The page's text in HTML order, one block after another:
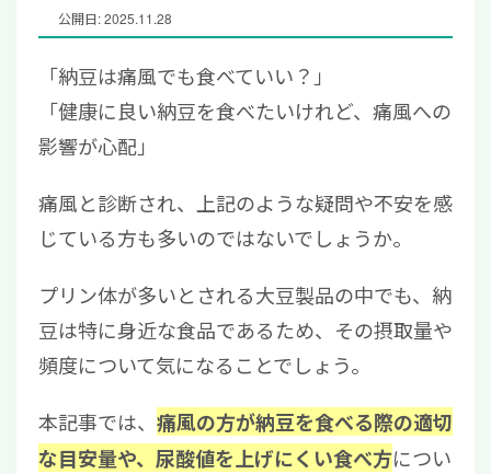
公開日: 2025.11.28
「納豆は痛風でも食べていい？」
「健康に良い納豆を食べたいけれど、痛風への
影響が心配」
痛風と診断され、上記のような疑問や不安を感
じている方も多いのではないでしょうか。
プリン体が多いとされる大豆製品の中でも、納
豆は特に身近な食品であるため、その摂取量や
頻度について気になることでしょう。
本記事では、 痛風の方が納豆を食べる際の適切
な目安量や、尿酸値を上げにくい食べ方につい